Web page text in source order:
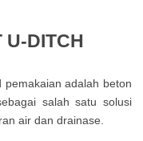
U-DITCH
adalah beton
salah satu solusi
air dan drainase.